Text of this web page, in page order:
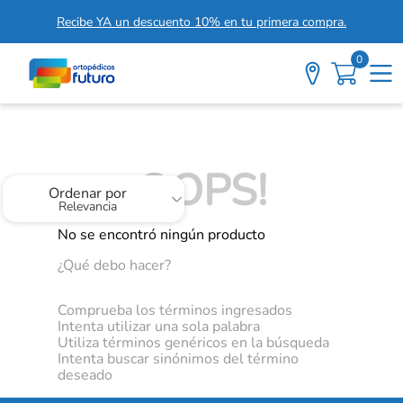
Recibe YA un descuento 10% en tu primera compra.
0
Ordenar por
Relevancia OOPS!
No se encontró ningún producto
¿Qué debo hacer?
Comprueba los términos ingresados
Intenta utilizar una sola palabra
Utiliza términos genéricos en la búsqueda
Intenta buscar sinónimos del término
deseado